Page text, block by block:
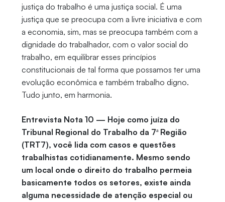
justiça do trabalho é uma justiça social. É uma
justiça que se preocupa com a livre iniciativa e com
a economia, sim, mas se preocupa também com a
dignidade do trabalhador, com o valor social do
trabalho, em equilibrar esses princípios
constitucionais de tal forma que possamos ter uma
evolução econômica e também trabalho digno.
Tudo junto, em harmonia.
Entrevista Nota 10 — Hoje como juíza do
Tribunal Regional do Trabalho da 7ª Região
(TRT7), você lida com casos e questões
trabalhistas cotidianamente. Mesmo sendo
um local onde o direito do trabalho permeia
basicamente todos os setores, existe ainda
alguma necessidade de atenção especial ou